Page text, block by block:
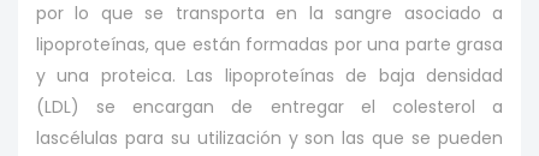
por lo que se transporta en la sangre asociado a
lipoproteínas, que están formadas por una parte grasa
y una proteica. Las lipoproteínas de baja densidad
(LDL) se encargan de entregar el colesterol a
lascélulas para su utilización y son las que se pueden